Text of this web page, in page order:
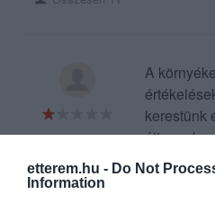
etterem.hu - Do Not
Information
Racz Moni
2021. Május 2.
A
kerestünk
néztem
találtam